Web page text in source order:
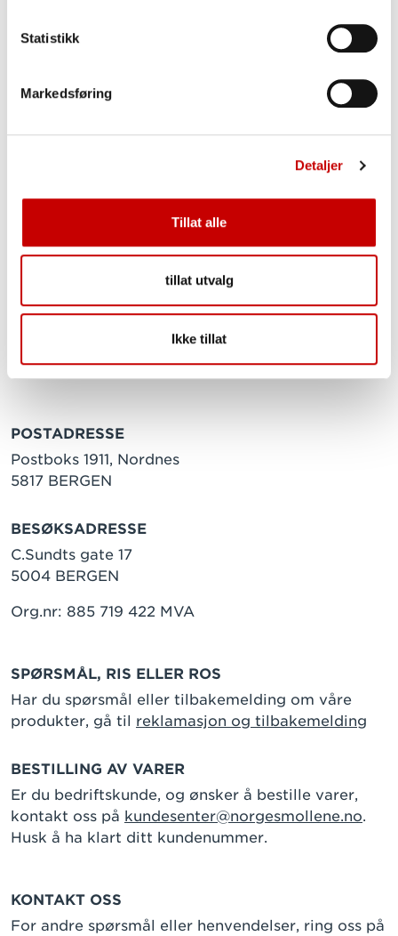
Statistikk
Markedsføring
Detaljer
Tillat alle
tillat utvalg
Ikke tillat
Protein
21,6 g
Oppbevaring
Tørt, ikke over normal romtemperatur og adskilt
POSTADRESSE
Postboks 1911, Nordnes
5817 BERGEN
BESØKSADRESSE
C.Sundts gate 17
5004 BERGEN
Org.nr: 885 719 422 MVA
SPØRSMÅL, RIS ELLER ROS
Har du spørsmål eller tilbakemelding om våre
produkter, gå til reklamasjon og tilbakemelding
BESTILLING AV VARER
Er du bedriftskunde, og ønsker å bestille varer,
kontakt oss på kundesenter@norgesmollene.no.
Husk å ha klart ditt kundenummer.
KONTAKT OSS
For andre spørsmål eller henvendelser, ring oss på